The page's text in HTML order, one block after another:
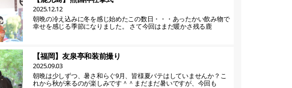
2025.12.12
朝晩の冷え込みに冬を感じ始めたこの数日・・・あったかい飲み物で
幸せを感じる季節になりました。 さて今回はまだ暖かさ残る鹿
【福岡】友泉亭和装前撮り
2025.09.03
朝晩は少しずつ、暑さ和らぐ9月、皆様夏バテはしていませんか？こ
れから秋が来るのが楽しみです＾＾まだまだ暑いですが、今回も